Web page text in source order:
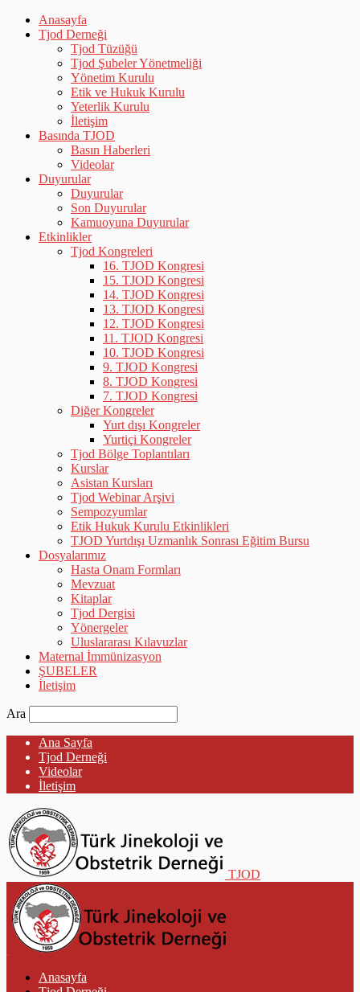
Anasayfa
Tjod Derneği
Tjod Tüzüğü
Tjod Şubeler Yönetmeliği
Yönetim Kurulu
Etik ve Hukuk Kurulu
Yeterlik Kurulu
İletişim
Basında TJOD
Basın Haberleri
Videolar
Duyurular
Duyurular
Son Duyurular
Kamuoyuna Duyurular
Etkinlikler
Tjod Kongreleri
16. TJOD Kongresi
15. TJOD Kongresi
14. TJOD Kongresi
13. TJOD Kongresi
12. TJOD Kongresi
11. TJOD Kongresi
10. TJOD Kongresi
9. TJOD Kongresi
8. TJOD Kongresi
7. TJOD Kongresi
Diğer Kongreler
Yurt dışı Kongreler
Yurtiçi Kongreler
Tjod Bölge Toplantıları
Kurslar
Asistan Kursları
Tjod Webinar Arşivi
Sempozyumlar
Etik Hukuk Kurulu Etkinlikleri
TJOD Yurtdışı Uzmanlık Sonrası Eğitim Bursu
Dosyalarımız
Hasta Onam Formları
Mevzuat
Kitaplar
Tjod Dergisi
Yönergeler
Uluslararası Kılavuzlar
Maternal İmmünizasyon
ŞUBELER
İletişim
Ara
Ana Sayfa
Tjod Derneği
Videolar
İletişim
TJOD
Anasayfa